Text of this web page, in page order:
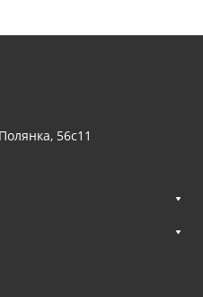
56с11